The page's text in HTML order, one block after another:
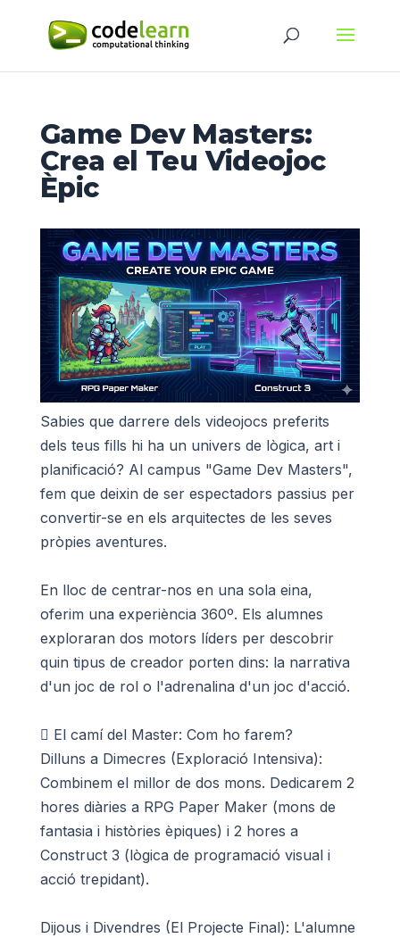
Game Dev Masters:
Crea el Teu Videojoc
Èpic
Sabies que darrere dels videojocs preferits
dels teus fills hi ha un univers de lògica, art i
planificació? Al campus "Game Dev Masters",
fem que deixin de ser espectadors passius per
convertir-se en els arquitectes de les seves
pròpies aventures.
En lloc de centrar-nos en una sola eina,
oferim una experiència 360º. Els alumnes
exploraran dos motors líders per descobrir
quin tipus de creador porten dins: la narrativa
d'un joc de rol o l'adrenalina d'un joc d'acció.
 El camí del Master: Com ho farem?
Dilluns a Dimecres (Exploració Intensiva):
Combinem el millor de dos mons. Dedicarem 2
hores diàries a RPG Paper Maker (mons de
fantasia i històries èpiques) i 2 hores a
Construct 3 (lògica de programació visual i
acció trepidant).
Dijous i Divendres (El Projecte Final): L'alumne